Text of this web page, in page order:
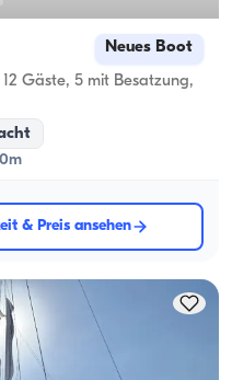
Neues Boot
Gäste, 5 mit Besatzung,
& Preis ansehen